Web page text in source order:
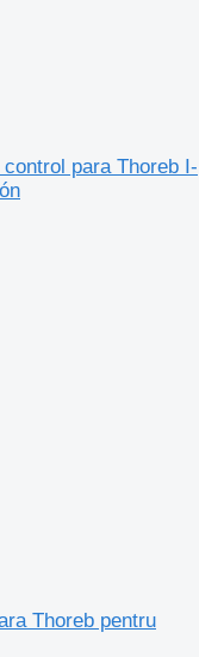
para Thoreb I-
Thoreb pentru